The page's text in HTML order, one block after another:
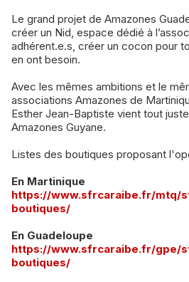
Le grand projet de Amazones
créer un Nid, espace dédié à
adhérent.e.s, créer un cocon pour
en ont besoin.
Avec les mêmes ambitions et le
associations Amazones de
Esther Jean-Baptiste vient tout
Amazones Guyane.
Listes des boutiques proposant
En Martinique
https://www.sfrcaraibe.fr/mtq/
boutiques/
En Guadeloupe
https://www.sfrcaraibe.fr/gpe/
boutiques/